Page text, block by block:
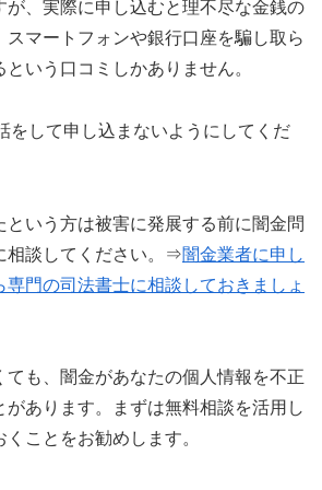
が、実際に申し込むと理不尽な金銭の
スマートフォンや銀行口座を騙し取ら
いう口コミしかありません。
をして申し込まないようにしてくだ
という方は被害に発展する前に闇金問
相談してください。⇒闇金業者に申し
門の司法書士に相談しておきましょ
ても、闇金があなたの個人情報を不正
があります。まずは無料相談を活用し
ことをお勧めします。